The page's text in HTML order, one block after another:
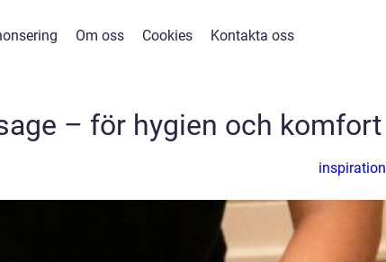
Om oss Cookies Kontakta oss
– för hygien och komfort
inspiration